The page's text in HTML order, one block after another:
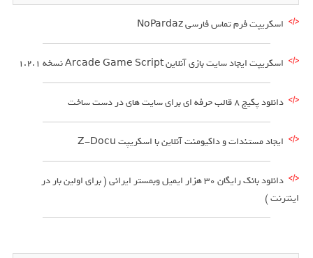
اسکریپت فرم تماس فارسی NoPardaz
اسکریپت ایجاد سایت بازی آنلاین Arcade Game Script نسخه 1.2.1
دانلود پکیج 8 قالب حرفه ای برای سایت های در دست ساخت
ایجاد مستندات و داکیومنت آنلاین با اسکریپت Z-Docu
دانلود بانک رایگان 30 هزار ایمیل وبمستر ایرانی ( برای اولین بار در
اینترنت )